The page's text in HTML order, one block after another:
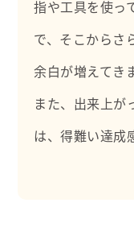
指や工具を使っ
で、そこからさ
余白が増えてき
また、出来上が
は、得難い達成